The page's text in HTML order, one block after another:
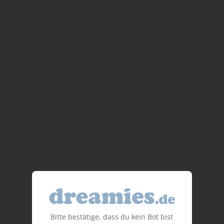
Bitte bestätige, dass du kein Bot bist